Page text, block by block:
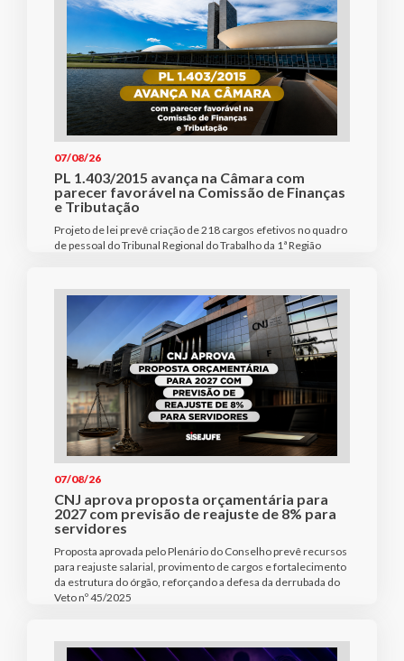
07/08/26
PL 1.403/2015 avança na Câmara com
parecer favorável na Comissão de Finanças
e Tributação
Projeto de lei prevê criação de 218 cargos efetivos no quadro
de pessoal do Tribunal Regional do Trabalho da 1ª Região
07/08/26
CNJ aprova proposta orçamentária para
2027 com previsão de reajuste de 8% para
servidores
Proposta aprovada pelo Plenário do Conselho prevê recursos
para reajuste salarial, provimento de cargos e fortalecimento
da estrutura do órgão, reforçando a defesa da derrubada do
Veto nº 45/2025